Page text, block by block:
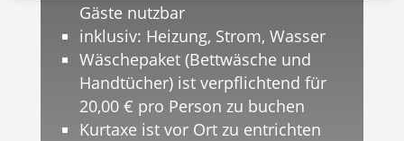
Gäste nutzbar
inklusiv: Heizung, Strom, Wasser
Wäschepaket (Bettwäsche und
Handtücher) ist verpflichtend für
20,00 € pro Person zu buchen
Kurtaxe ist vor Ort zu entrichten